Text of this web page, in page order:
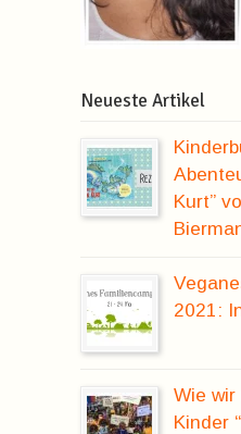
Neueste Artikel
Kurt”
2021:
Wie
Kinder